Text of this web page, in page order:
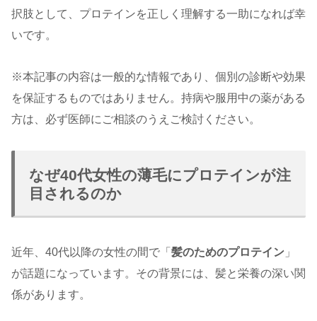
択肢として、プロテインを正しく理解する一助になれば幸
いです。
※本記事の内容は一般的な情報であり、個別の診断や効果
を保証するものではありません。持病や服用中の薬がある
方は、必ず医師にご相談のうえご検討ください。
なぜ40代女性の薄毛にプロテインが注
目されるのか
近年、40代以降の女性の間で「 髪のためのプロテイン 」
が話題になっています。その背景には、髪と栄養の深い関
係があります。